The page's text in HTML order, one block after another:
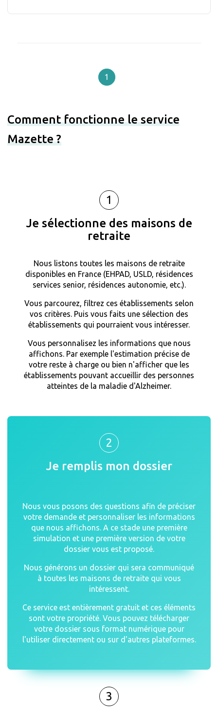
1
Comment fonctionne le service
Mazette ?
1
Je sélectionne des maisons de
retraite
Nous listons toutes les maisons de retraite
disponibles en France (EHPAD, USLD, résidences
services senior, résidences autonomie, etc.).
Vous parcourez, filtrez ces établissements selon
vos critères. Puis vous faits une sélection des
établissements qui pourraient vous intéresser.
Vous personnalisez les informations que nous
affichons. Par exemple l'estimation précise de
votre reste à charge ou bien n'afficher que les
établissements pouvant accueillir des personnes
atteintes de la maladie d'Alzheimer.
2
Je remplis mon dossier
Nous vous posons des questions afin de préciser
votre demande et personnaliser les informations
que nous affichons. A ce stade une première
simulation et une première version de votre
dossier vous est proposé.
Nous générons un dossier qui sera communiqué
à toutes les maisons de retraite qui vous
intéressent.
Ce service est entièrement gratuit et ces éléments
sont votre propriété. Vous pouvez télécharger
votre dossier sous format numérique pour
l'utiliser directement ou sur d'autres plateformes.
3